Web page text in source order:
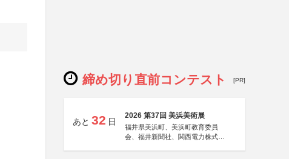
締め切り直前コンテスト [PR]
あと 32 日
2026 第37回 美浜美術展
福井県美浜町、美浜町教育委員
会、福井新聞社、関西電力株式会